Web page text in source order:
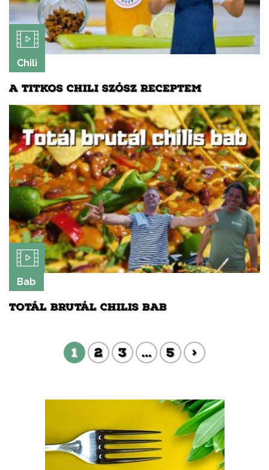
Chili
A TITKOS CHILI SZÓSZ RECEPTEM
Bab
TOTÁL BRUTÁL CHILIS BAB
1 2 3 … 5 >